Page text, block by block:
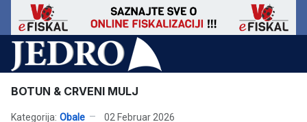
BOTUN & CRVENI MULJ
Kategorija: Obale 02 Februar 2026